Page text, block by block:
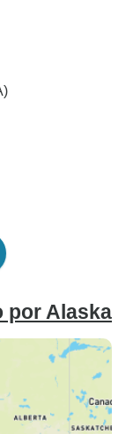
por Alaska